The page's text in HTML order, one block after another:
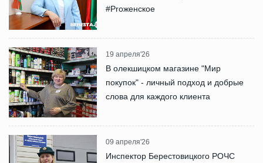
#Proженское
19 апреля'26
В олекшицком магазине "Мир
покупок" - личный подход и добрые
слова для каждого клиента
09 апреля'26
Инспектор Берестовицкого РОЧС